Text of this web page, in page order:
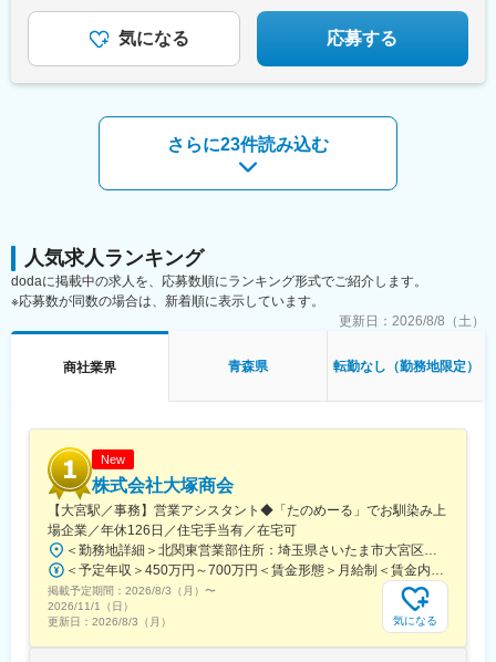
ながら、成果主義の環境のもと早々に年収1000万円を目指すこと
も努力次第で可能です。
変更の範囲：会社の定める業務
作駅、和泉多摩川駅、井荻駅、阿波山川駅、石井駅(徳島県)、南小
松島駅、ゆいの杜東駅、高久駅、五位堂駅、富雄駅、西加積駅、
東野尻駅、ハーモニーホール駅、遠賀川駅、行橋駅、糸島高校前
駅、大山駅(東京都)、モレラ岐阜駅、千歳駅(北海道)、卸町駅(宮城
県)、伏屋駅、吉塚駅、伊予三島駅、友部駅、花崎駅、偕楽園駅、
守谷駅、ゆめみ野駅、北春日部駅、上星川駅、善行駅、三崎口
駅、内宿駅、柏の葉キャンパス駅、岩瀬駅、古河駅、鶴瀬駅、東
武動物公園駅、上板橋駅、本厚木駅、亀戸水神駅、東千葉駅、高
里駅、栗橋駅、樅山駅、湯河原駅、松戸駅、東富岡駅、新鹿沼
駅、楡木駅、原木中山駅、東林間駅、東武宇都宮駅、秩父駅、小
竹向原駅、鶴間駅、西大島駅、新浦安駅、本蓮沼駅、相模原駅、
十条駅(東京都)、みどり台駅、東宿郷駅、江曽島駅、笠間駅、下館
駅、新守谷駅、流山おおたかの森駅、南柏駅、明大前駅、塚原
泉駅、公津の杜駅、八街駅、茂原駅、牛浜駅、藤沢駅、雑色駅、
辺駅、中野坂上駅、広電廿日市駅、安芸駅、土佐山田駅、大阪空
港駅(大阪モノレール)、狛江駅、芳賀台駅、学園前駅(奈良県)、上
保原駅、肥後橋駅、下板橋駅、登戸駅、東伏見駅、下総中山駅、
南林間駅、志村坂上駅、駅東公園前駅、下高井戸駅、岩原駅、熊
川駅、逗子・葉山駅、宮前平駅、並木中央駅、西新宿五丁目駅、
山陽女学園前駅、球場前駅(高知県)、大江橋駅、宇都宮駅東口駅
気になる 応募する
さらに23件読み込む
人気求人ランキング
dodaに掲載中の求人を、応募数順にランキング形式でご紹介します。
※応募数が同数の場合は、新着順に表示しています。
更新日： 2026/8/8（土）
商社業界 青森県 転勤なし（勤務地限定）
New
株式会社大塚商会
【大宮駅／事務】営業アシスタント◆「たのめーる」でお馴染み上
場企業／年休126日／住宅手当有／在宅可
掲載予定期間： 2026/8/3（月） 〜
2026/11/1（日）
更新日： 2026/8/3（月） 気になる